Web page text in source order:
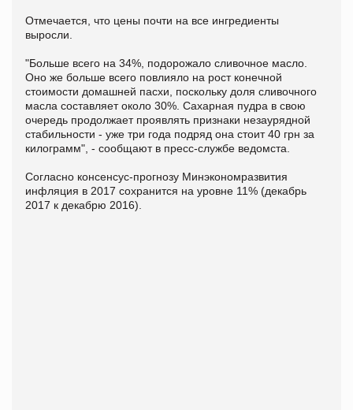
Отмечается, что цены почти на все ингредиенты
выросли.
"Больше всего на 34%, подорожало сливочное масло.
Оно же больше всего повлияло на рост конечной
стоимости домашней пасхи, поскольку доля сливочного
масла составляет около 30%. Сахарная пудра в свою
очередь продолжает проявлять признаки незаурядной
стабильности - уже три года подряд она стоит 40 грн за
килограмм", - сообщают в пресс-службе ведомста.
Согласно консенсус-прогнозу Минэкономразвития
инфляция в 2017 сохранится на уровне 11% (декабрь
2017 к декабрю 2016).